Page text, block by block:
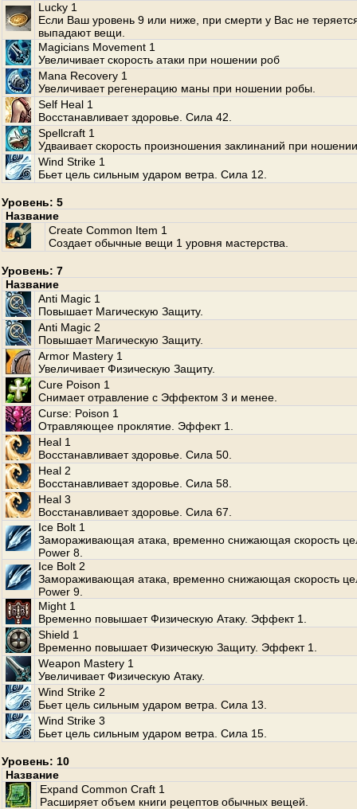
Lucky 1
Если Ваш уровень 9 или ниже, при смерти у Вас не
выпадают вещи.
Magicians Movement 1
Увеличивает скорость атаки при ношении роб
Mana Recovery 1
Увеличивает регенерацию маны при ношении робы.
Self Heal 1
Восстанавливает здоровье. Сила 42.
Spellcraft 1
Удваивает скорость произношения заклинаний при
Wind Strike 1
Бьет цель сильным ударом ветра. Сила 12.
Уровень: 5
Название
Create Common Item 1
Создает обычные вещи 1 уровня мастерства.
Уровень: 7
Название
Anti Magic 1
Повышает Магическую Защиту.
Anti Magic 2
Повышает Магическую Защиту.
Armor Mastery 1
Увеличивает Физическую Защиту.
Cure Poison 1
Снимает отравление с Эффектом 3 и менее.
Curse: Poison 1
Отравляющее проклятие. Эффект 1.
Heal 1
Восстанавливает здоровье. Сила 50.
Heal 2
Восстанавливает здоровье. Сила 58.
Heal 3
Восстанавливает здоровье. Сила 67.
Ice Bolt 1
Замораживающая атака, временно снижающая скорость
Power 8.
Ice Bolt 2
Замораживающая атака, временно снижающая скорость
Power 9.
Might 1
Временно повышает Физическую Атаку. Эффект 1.
Shield 1
Временно повышает Физическую Защиту. Эффект 1.
Weapon Mastery 1
Увеличивает Физическую Атаку.
Wind Strike 2
Бьет цель сильным ударом ветра. Сила 13.
Wind Strike 3
Бьет цель сильным ударом ветра. Сила 15.
Уровень: 10
Название
Expand Common Craft 1
Расширяет объем книги рецептов обычных вещей.